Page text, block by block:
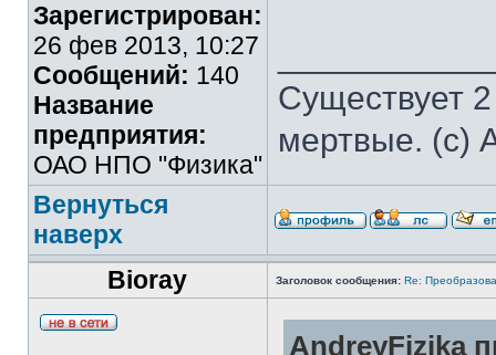
Зарегистрирован:
26 фев 2013, 10:27
Сообщений: 140
Название
предприятия:
ОАО НПО "Физика"
Существует
мертвые. (с)
Вернуться
наверх
Bioray
Заголовок сообщения: Re:
AndreyFizika